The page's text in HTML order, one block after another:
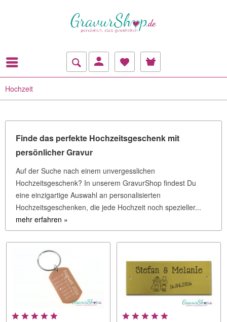
Hochzeit
Finde das perfekte Hochzeitsgeschenk mit
persönlicher Gravur
Auf der Suche nach einem unvergesslichen
Hochzeitsgeschenk? In unserem GravurShop findest Du
eine einzigartige Auswahl an personalisierten
Hochzeitsgeschenken, die jede Hochzeit noch spezieller...
mehr erfahren »